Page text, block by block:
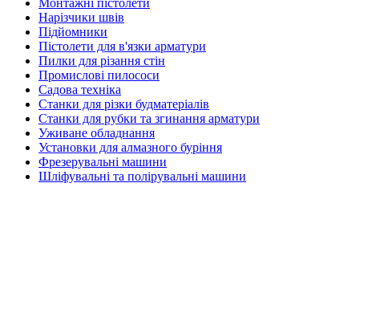
Монтажні пістолети
Нарізчики швів
Підйомники
Пістолети для в'язки арматури
Пилки для різання стін
Промислові пилососи
Садова техніка
Станки для різки будматеріалів
Станки для рубки та згинання арматури
Уживане обладнання
Установки для алмазного буріння
Фрезерувальні машини
Шліфувальні та полірувальні машини